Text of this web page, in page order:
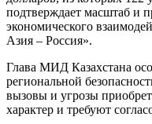
подтверждает масштаб и
экономического
Азия – Россия».
Глава МИД Казахстана
региональной
вызовы и угрозы
характер и требуют